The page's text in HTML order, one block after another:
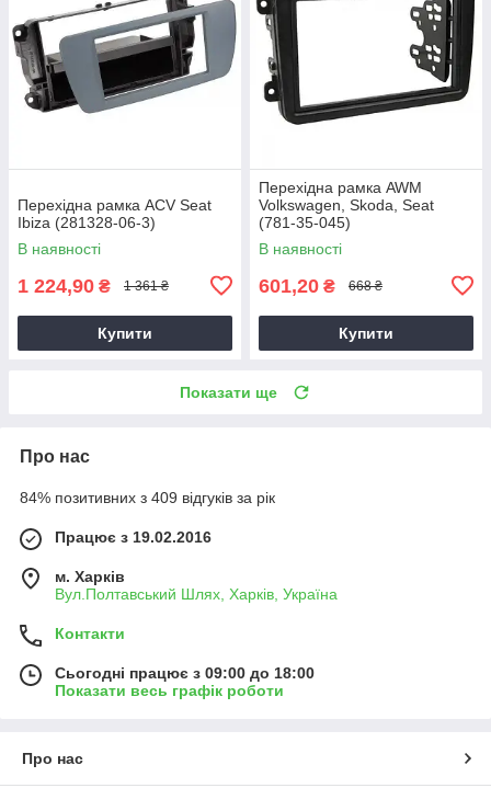
Перехідна рамка ACV Seat
Ibiza (281328-06-3)
В наявності
1 224,90 ₴ 1 361 ₴
Купити
Перехідна рамка AWM
Volkswagen, Skoda, Seat
(781-35-045)
В наявності
601,20 ₴ 668 ₴
Купити
Показати ще
Про нас
84% позитивних з 409 відгуків за рік
Працює з 19.02.2016
м. Харків
Вул.Полтавський Шлях, Харків, Україна
Контакти
Сьогодні працює з 09:00 до 18:00
Показати весь графік роботи
Про нас